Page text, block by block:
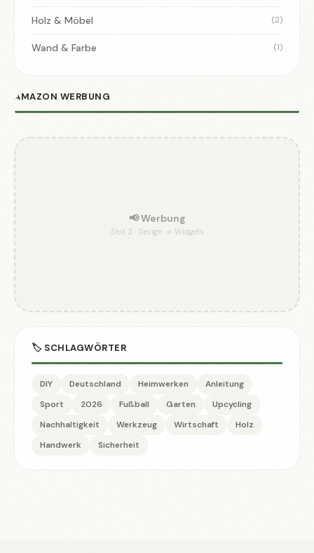
Holz & Möbel (2)
Wand & Farbe (1)
AMAZON WERBUNG
📢 Werbung
Slot 2 · Design → Widgets
🏷️ SCHLAGWÖRTER
DIY Deutschland Heimwerken
Anleitung
Sport
2026 Fußball Garten
Upcycling
Nachhaltigkeit
Werkzeug Wirtschaft
Holz
Handwerk
Sicherheit